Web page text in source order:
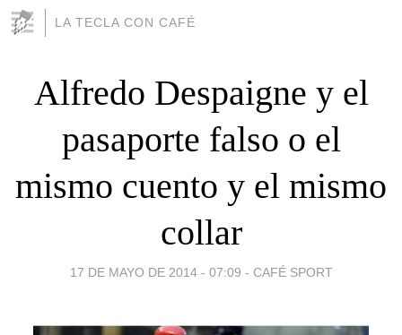
LA TECLA CON CAFÉ
Alfredo Despaigne y el
pasaporte falso o el
mismo cuento y el mismo
collar
17 DE MAYO DE 2014 - 07:09 - CAFÉ SPORT